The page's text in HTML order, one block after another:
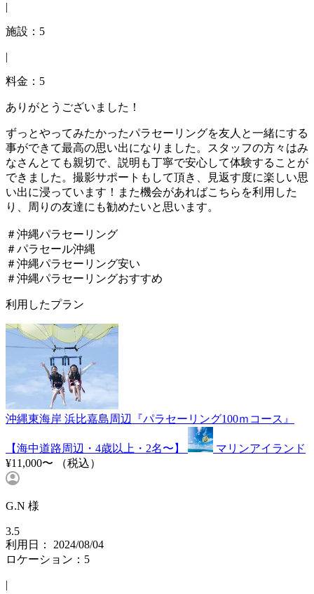
|
施設：5
|
料金：5
ありがとうございました！
ずっとやってみたかったパラセーリングを友人と一緒にする
事ができて最高の思い出になりました。スタッフの方々はみ
なさんとても親切で、説明も丁寧で安心して体験することが
できました。撮影サポートもして頂き、見返す度に楽しい思
い出に浸っています！また機会があればこちらを利用した
り、周りの友達にも勧めたいと思います。
＃沖縄パラセーリング
＃パラセール沖縄
＃沖縄パラセーリング安い
＃沖縄パラセーリングおすすめ
利用したプラン
沖縄東海岸 浜比嘉島周辺『パラセーリング100ｍコース』
【海中道路周辺・4歳以上・2名〜】
マリンアイランド
¥11,000〜
（税込）
G.N 様
3.5
利用日： 2024/08/04
ロケーション：5
|